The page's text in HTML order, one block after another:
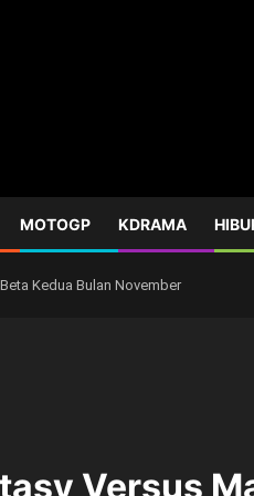
MOTOGP KDRAMA
Kedua Bulan November
Versus